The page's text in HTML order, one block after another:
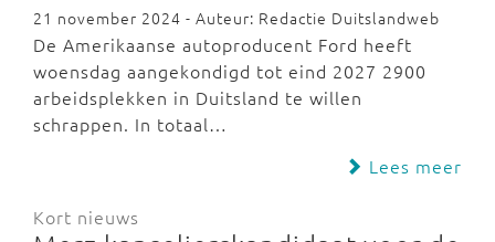
21 november 2024 - Auteur: Redactie Duitslandweb
De Amerikaanse autoproducent Ford heeft
woensdag aangekondigd tot eind 2027 2900
arbeidsplekken in Duitsland te willen
schrappen. In totaal…
Lees meer
Kort nieuws